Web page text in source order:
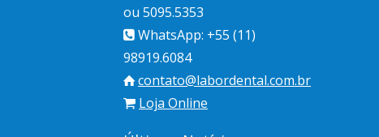
ou 5095.5353
WhatsApp: +55 (11)
98919.6084
contato@labordental.com.br
Loja Online